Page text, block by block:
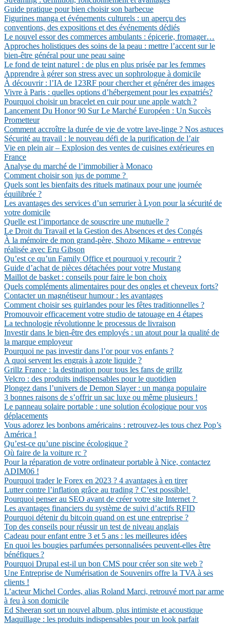
Guide pratique pour bien choisir son barbecue
Figurines manga et événements culturels : un aperçu des
conventions, des expositions et des événements dédiés
Le nouvel essor des commerces ambulants : épicerie, fromager…
Approches holistiques des soins de la peau : mettre l’accent sur le
bien-être général pour une peau saine
Le fond de teint naturel : de plus en plus prisée par les femmes
Apprendre à gérer son stress avec un sophrologue à domicile
À découvrir : l’IA de 123RF pour chercher et générer des images
Vivre à Paris : quelles options d’hébergement pour les expatriés?
Pourquoi choisir un bracelet en cuir pour une apple watch ?
Lancement Du Honor 90 Sur Le Marché Européen : Un Succès
Prometteur
Comment accroître la durée de vie de votre lave-linge ? Nos astuces
Sécurité au travail : le nouveau défi de la purification de l’air
Vie en plein air – Explosion des ventes de cuisines extérieures en
France
Analyse du marché de l’immobilier à Monaco
Comment choisir son jus de pomme ?
Quels sont les bienfaits des rituels matinaux pour une journée
équilibrée ?
Les avantages des services d’un serrurier à Lyon pour la sécurité de
votre domicile
Quelle est l’importance de souscrire une mutuelle ?
Le Droit du Travail et la Gestion des Absences et des Congés
À la mémoire de mon grand-père, Shozo Mikame » entrevue
réalisée avec Eru Gibson
Qu’est ce qu’un Family Office et pourquoi y recourir ?
Guide d’achat de pièces détachées pour votre Mustang
Maillot de basket : conseils pour faire le bon choix
Quels compléments alimentaires pour des ongles et cheveux forts?
Contacter un magnétiseur humour : les avantages
Comment choisir ses guirlandes pour les fêtes traditionnelles ?
Promouvoir efficacement votre studio de tatouage en 4 étapes
La technologie révolutionne le processus de livraison
Investir dans le bien-être des employés : un atout pour la qualité de
la marque employeur
Pourquoi ne pas investir dans l’or pour vos enfants ?
A quoi servent les engrais à azote liquide ?
Grillz France : la destination pour tous les fans de grillz
Velcro : des produits indispensables pour le quotidien
Plongez dans l’univers de Demon Slayer : un manga populaire
3 bonnes raisons de s’offrir un sac luxe ou même plusieurs !
Le panneau solaire portable : une solution écologique pour vos
déplacements
Vous adorez les bonbons américains : retrouvez-les tous chez Pop’s
América !
Qu’est-ce qu’une piscine écologique ?
Où faire de la voiture rc ?
Pour la réparation de votre ordinateur portable à Nice, contactez
ADIM06 !
Pourquoi trader le Forex en 2023 ? 4 avantages à en tirer
Lutter contre l’inflation grâce au trading ? C’est possible!
Pourquoi penser au SEO avant de créer votre site Internet ?
Les avantages financiers du système de suivi d’actifs RFID
Pourquoi détenir du bitcoin quand on est une entreprise ?
Top des conseils pour réussir un test de niveau anglais
Cadeau pour enfant entre 3 et 5 ans : les meilleures idées
En quoi les bougies parfumées personnalisées peuvent-elles être
bénéfiques ?
Pourquoi Drupal est-il un bon CMS pour créer son site web ?
Une Entreprise de Numérisation de Souvenirs offre la TVA à ses
clients !
L’acteur Michel Cordes, alias Roland Marci, retrouvé mort par arme
à feu à son domicile
Ed Sheeran sort un nouvel album, plus intimiste et acoustique
Maquillage : les produits indispensables pour un look parfait